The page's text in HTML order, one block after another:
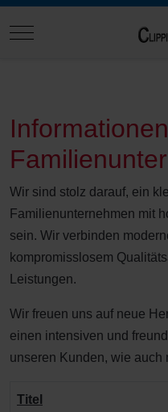
Mobile Menu Toggle
Wir sind stolz darauf, ein
Familienunternehmen mit
sein. Wir verbinden
kompromisslosem
Leistungen.
Wir freuen uns auf neue
einen intensiven und
unseren Kunden, wie auch
Titel